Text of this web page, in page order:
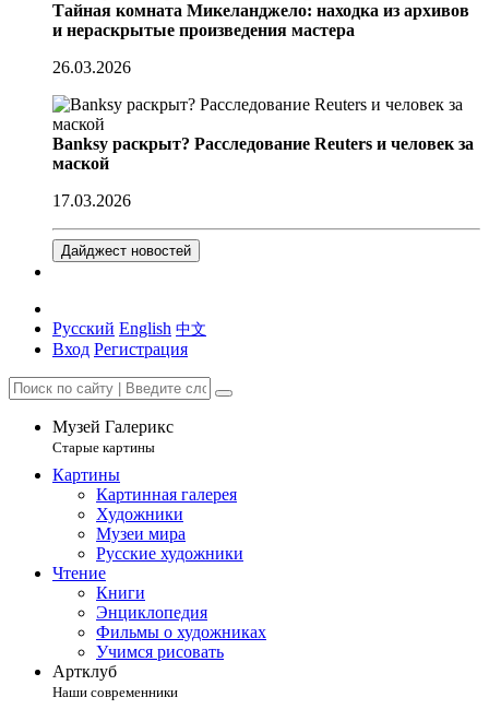
Тайная комната Микеланджело: находка из архивов
и нераскрытые произведения мастера
26.03.2026
Banksy раскрыт? Расследование Reuters и человек за
маской
17.03.2026
Дайджест новостей
Русский English 中文
Вход Регистрация
Музей Галерикс
Старые картины
Картины
Картинная галерея
Художники
Музеи мира
Русские художники
Чтение
Книги
Энциклопедия
Фильмы о художниках
Учимся рисовать
Артклуб
Наши современники